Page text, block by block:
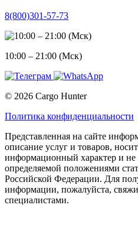
8(800)301-57-73
10:00 – 21:00 (Мск)
© 2026 Cargo Hunter
Политика конфиденциальности
Представленная на сайте
описание услуг и товаров,
информационный характер и не
определяемой положениями
Российской Федерации. Для
информации, пожалуйста,
специалистами.